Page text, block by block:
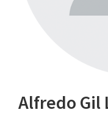
Alfredo Gil